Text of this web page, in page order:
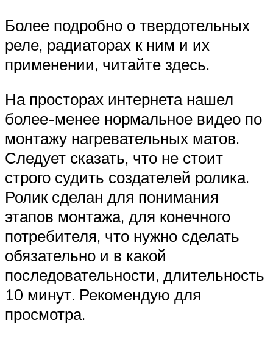
Более подробно о твердотельных
реле, радиаторах к ним и их
применении, читайте здесь.
На просторах интернета нашел
более-менее нормальное видео по
монтажу нагревательных матов.
Следует сказать, что не стоит
строго судить создателей ролика.
Ролик сделан для понимания
этапов монтажа, для конечного
потребителя, что нужно сделать
обязательно и в какой
последовательности, длительность
10 минут. Рекомендую для
просмотра.